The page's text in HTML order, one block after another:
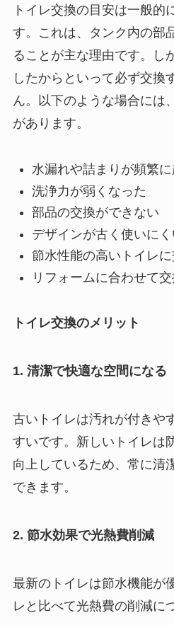
トイレ交換の目安は一般的
す。これは、タンク内の部
ることが主な理由です。し
したからといって必ず交換
ん。以下のような場合には
があります。
水漏れや詰まりが頻繁に
洗浄力が弱くなった
部品の交換ができない
デザインが古く使いにく
節水性能の高いトイレ
リフォームに合わせて
トイレ交換のメリット
1. 清潔で快適な空間になる
古いトイレは汚れが付きや
すいです。新しいトイレは
向上しているため、常に清
できます。
2. 節水効果で光熱費削減
最新のトイレは節水機能が
レと比べて光熱費の削減に